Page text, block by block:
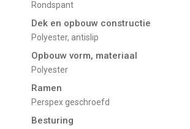
Rondspant
Dek en opbouw constructie
Polyester, antislip
Opbouw vorm, materiaal
Polyester
Ramen
Perspex geschroefd
Besturing